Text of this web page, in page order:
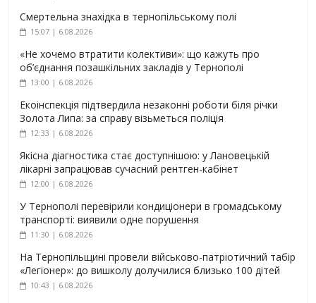
Смертельна знахідка в тернопільському полі
15:07 | 6.08.2026
«Не хочемо втратити колективи»: що кажуть про
об’єднання позашкільних закладів у Тернополі
13:00 | 6.08.2026
Екоінспекція підтвердила незаконні роботи біля річки
Золота Липа: за справу візьметься поліція
12:33 | 6.08.2026
Якісна діагностика стає доступнішою: у Лановецькій
лікарні запрацював сучасний рентген-кабінет
12:00 | 6.08.2026
У Тернополі перевірили кондиціонери в громадському
транспорті: виявили одне порушення
11:30 | 6.08.2026
На Тернопільщині провели військово-патріотичний табір
«Легіонер»: до вишколу долучилися близько 100 дітей
10:43 | 6.08.2026